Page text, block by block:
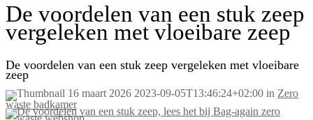
De voordelen van een stuk zeep
vergeleken met vloeibare zeep
De voordelen van een stuk zeep vergeleken met vloeibare
zeep
16 maart 2026 2023-09-05T13:46:24+02:00 in Zero
waste badkamer